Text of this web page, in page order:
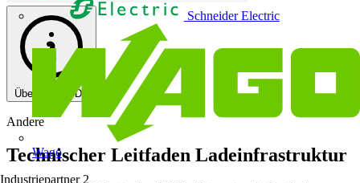
Schneider Electric
Wago
Industriepartner 2
Über diese PDF
Andere
Technischer Leitfaden Ladeinfrastruktur